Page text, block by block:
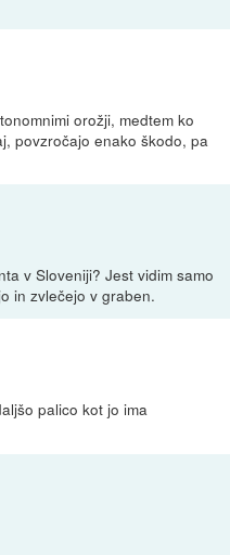
orožji, medtem ko
povzročajo enako škodo, pa
v Sloveniji? Jest vidim samo
in zvlečejo v graben.
palico kot jo ima